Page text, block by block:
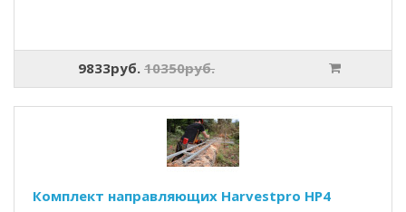
9833руб. 10350руб.
Комплект направляющих Harvestpro HP4